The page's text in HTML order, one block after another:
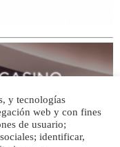
y tecnologías
web y con fines
de usuario;
identificar,